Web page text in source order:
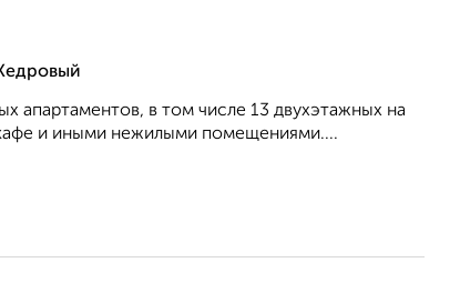
апартаментов, в том числе 13 двухэтажных на
и иными нежилыми помещениями....